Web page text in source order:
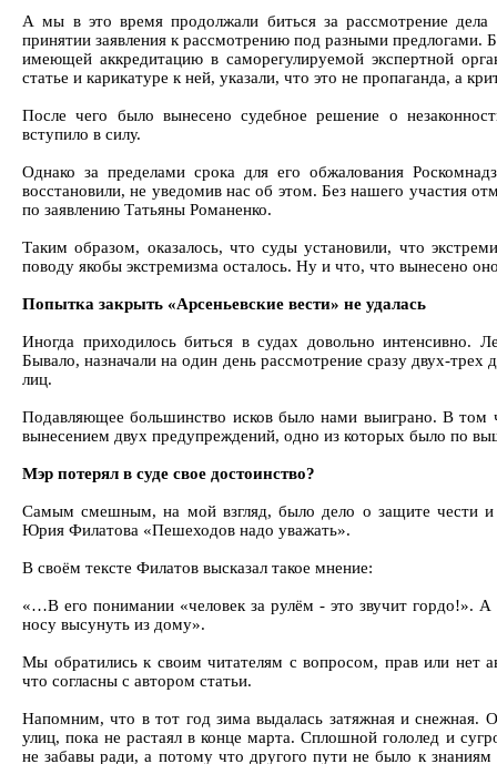
А мы в это время продолжали биться за рассмотрение
принятии заявления к рассмотрению под разными предлогами.
имеющей аккредитацию в саморегулируемой экспертной
статье и карикатуре к ней, указали, что это не пропаганда, а
После чего было вынесено судебное решение о
вступило в силу.
Однако за пределами срока для его обжалования
восстановили, не уведомив нас об этом. Без нашего участия
по заявлению Татьяны Романенко.
Таким образом, оказалось, что суды установили, что
поводу якобы экстремизма осталось. Ну и что, что вынесено
Попытка закрыть «Арсеньевские вести» не удалась
Иногда приходилось биться в судах довольно интенсивно.
Бывало, назначали на один день рассмотрение сразу двух-
лиц.
Подавляющее большинство исков было нами выиграно. В том
вынесением двух предупреждений, одно из которых было по
Мэр потерял в суде свое достоинство?
Самым смешным, на мой взгляд, было дело о защите чести
Юрия Филатова «Пешеходов надо уважать».
В своём тексте Филатов высказал такое мнение:
«…В его понимании «человек за рулём - это звучит гордо!».
носу высунуть из дому».
Мы обратились к своим читателям с вопросом, прав или нет
что согласны с автором статьи.
Напомним, что в тот год зима выдалась затяжная и снежная.
улиц, пока не растаял в конце марта. Сплошной гололед и
не забавы ради, а потому что другого пути не было к